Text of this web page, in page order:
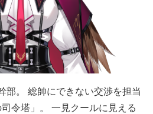
部。 総帥にできない交渉を担当
令塔」。 一見クールに見える